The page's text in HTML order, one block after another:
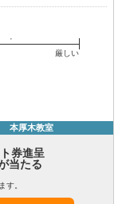
厳しい
本厚木教室
券進呈
当たる
す。